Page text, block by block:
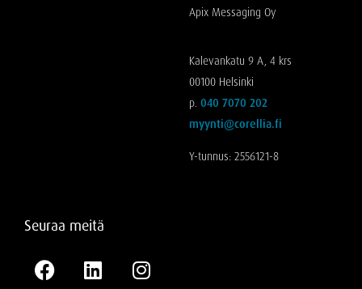
Apix Messaging Oy
Kalevankatu 9 A, 4 krs
00100 Helsinki
p. 040 7070 202
myynti@corellia.fi
Y-tunnus: 2556121-8
Seuraa meitä